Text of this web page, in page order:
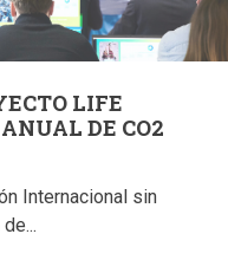
LIFE
DE CO2
Internacional sin